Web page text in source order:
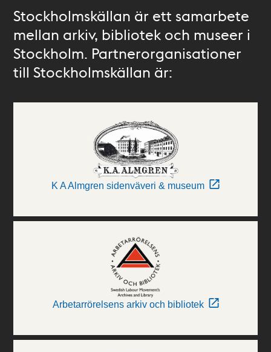
Stockholmskällan är ett samarbete
mellan arkiv, bibliotek och museer i
Stockholm. Partnerorganisationer
till Stockholmskällan är:
K A Almgren sidenväveri & museum
Arbetarrörelsens arkiv och bibliotek